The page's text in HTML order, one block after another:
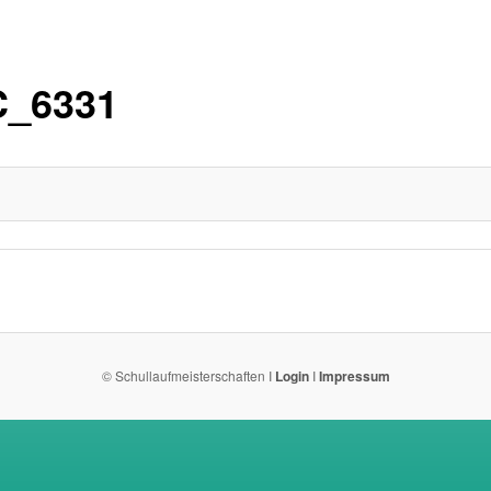
© Schullaufmeisterschaften I LoginIImpressum